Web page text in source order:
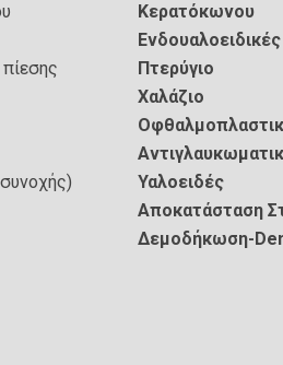
Κερατόκωνου
Πτερύγιο
Χαλάζιο
Υαλοειδές
Αποκατάσταση
Δεμοδήκωση-